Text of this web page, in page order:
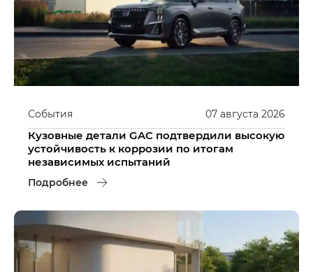
07 августа 2026
События
Кузовные детали GAC подтвердили высокую
устойчивость к коррозии по итогам
независимых испытаний
Подробнее